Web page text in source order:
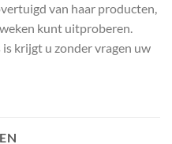
van haar producten,
kunt uitproberen.
krijgt u zonder vragen uw